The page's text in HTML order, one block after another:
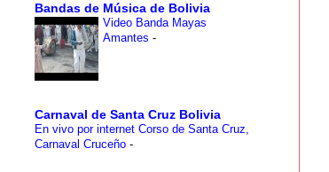
Bandas de Música de Bolivia
Video Banda Mayas
Amantes -
Carnaval de Santa Cruz Bolivia
En vivo por internet Corso de Santa Cruz,
Carnaval Cruceño -